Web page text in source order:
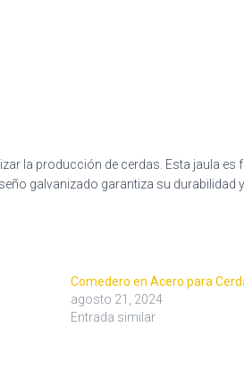
la producción de cerdas. Esta jaula es
galvanizado garantiza su durabilidad
Comedero en Acero para
agosto 21, 2024
Entrada similar